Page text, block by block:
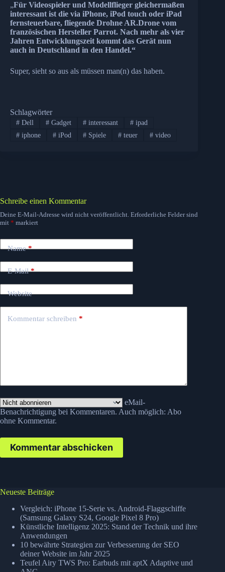
„Für Videospieler und Modellflieger gleichermaßen
interessant ist die via iPhone, iPod touch oder iPad
fernsteuerbare, fliegende Drohne AR.Drone vom
französischen Hersteller Parrot. Nach mehr als vier
Jahren Entwicklungszeit kommt das Gerät nun
auch in Deutschland in den Handel.“
Super, sieht so aus als müssen man(n) das haben.
Schlagwörter
#Dell #Gadget # interessant # ipad
#iphone #iPod # Spiele # teuer # video
Schreibe einen Kommentar
Deine E-Mail-Adresse wird nicht veröffentlicht. Erforderliche Felder sind
mit * markiert
Name*
E-Mail*
Website
Kommentar schreiben *
eMail-
Benachrichtigung bei Kommentaren. Auch möglich: Abo
ohne Kommentar.
Kommentar abschicken
Neueste Beiträge
Vergleich: iPhone 15-Serie vs. Android-Flaggschiffe
(Samsung Galaxy S24, Google Pixel 8 Pro)
Künstliche Intelligenz 2025: Stand der Technik und ihre
Anwendungen
10 bewährte Strategien zur Verbesserung der SEO
deiner Website im Jahr 2025
Teufel Airy TWS Pro: Earbuds mit aptX Adaptive und